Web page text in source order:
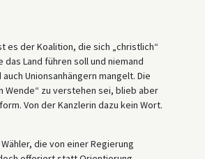
es der Koalition, die sich „christlich“
Land führen soll und niemand
Unionsanhängern mangelt. Die
zu verstehen sei, blieb aber
Von der Kanzlerin dazu kein Wort.
die von einer Regierung